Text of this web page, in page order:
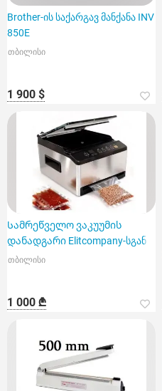
Brother-ის საქარგავ მანქანა INV
850E
თბილისი
1 900 $
Სამრეწველო ვაკუუმის
დანადგარი Elitcompany-სგან
თბილისი
1 000 ₾